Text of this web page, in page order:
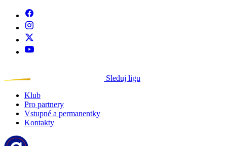
Sleduj ligu
Klub
Pro partnery
Vstupné a permanentky
Kontakty